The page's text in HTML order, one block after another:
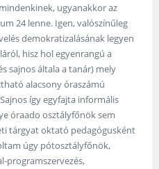
ugyanakkor az
24 lenne. Igen, valószínűleg
demokratizalásának legyen
hisz hol egyenrangú a
sajnos általa a tanár) mely
alacsony óraszámú
így egyfajta informális
óraado osztályfőnök sem
tárgyat oktató pedagógusként
úgy pótosztályfőnök,
programszervezés,